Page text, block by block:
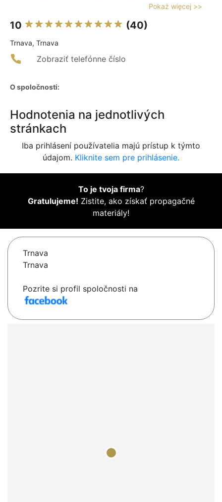
Pokaż więcej >>
10 (40)
Trnava, Trnava
Zobraziť telefónne číslo
O spoločnosti:
Hodnotenia na jednotlivých
stránkach
Iba prihlásení používatelia majú prístup k týmto
údajom. Kliknite sem pre prihlásenie.
To je tvoja firma?
Gratulujeme! Zistite, ako získať propagačné
materiály!
Trnava
Trnava
Pozrite si profil spoločnosti na